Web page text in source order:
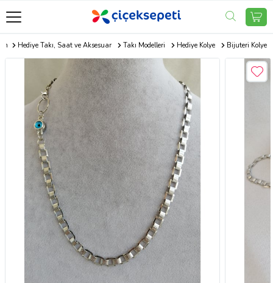
Hediye Takı, Saat ve Aksesuar Takı Modelleri Hediye Kolye Bijuteri Kolye